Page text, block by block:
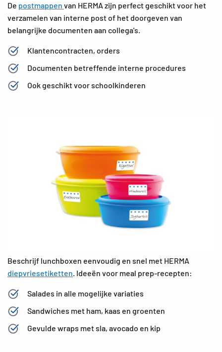
De postmappen van HERMA zijn perfect geschikt voor het
verzamelen van interne post of het doorgeven van
belangrijke documenten aan collega's.
Klantencontracten, orders
Documenten betreffende interne procedures
Ook geschikt voor schoolkinderen
Beschrijf lunchboxen eenvoudig en snel met HERMA
diepvriesetiketten. Ideeën voor meal prep-recepten:
Salades in alle mogelijke variaties
Sandwiches met ham, kaas en groenten
Gevulde wraps met sla, avocado en kip